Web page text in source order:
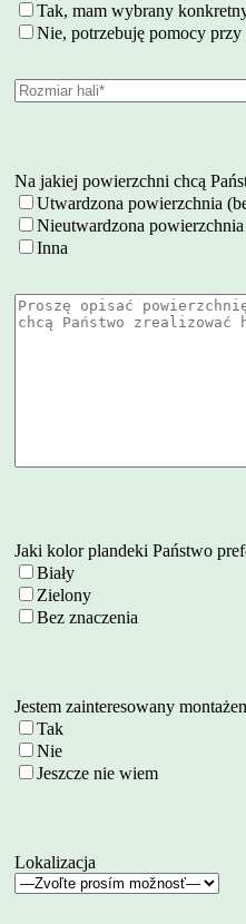
Tak, mam wybrany
Nie, potrzebuję pomocy
Na jakiej powierzchni chcą
Utwardzona powierzchnia
Nieutwardzona
Inna
Jaki kolor plandeki Państwo
Biały
Zielony
Bez znaczenia
Jestem zainteresowany
Tak
Nie
Jeszcze nie wiem
Lokalizacja